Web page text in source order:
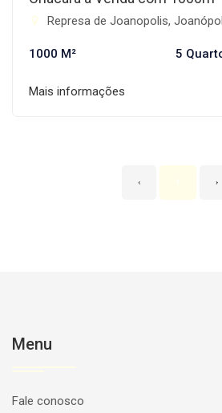
Represa de Joanopolis,
1000 M² 5
Mais informações
‹ 1 ›
Menu
Fale conosco